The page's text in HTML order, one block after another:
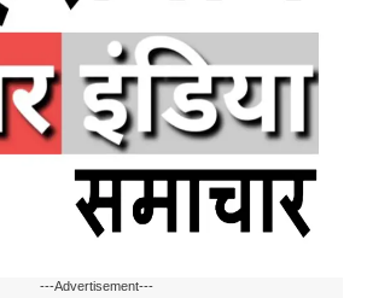
---Advertisement---